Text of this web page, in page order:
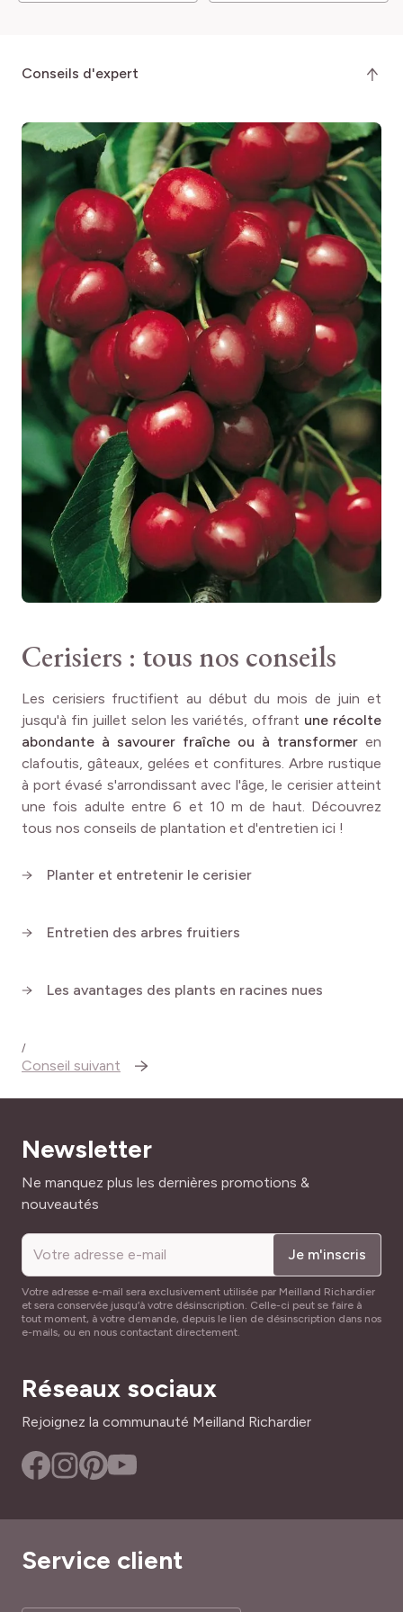
conseils d'expert
Cerisiers : tous nos conseils
Les cerisiers fructifient au début du mois de juin et
jusqu'à fin juillet selon les variétés, offrant une récolte
abondante à savourer fraîche ou à transformer en
clafoutis, gâteaux, gelées et confitures. Arbre rustique
à port évasé s'arrondissant avec l'âge, le cerisier atteint
une fois adulte entre 6 et 10 m de haut. Découvrez
tous nos conseils de plantation et d'entretien ici !
Planter et entretenir le cerisier
Entretien des arbres fruitiers
Les avantages des plants en racines nues
/
Conseil suivant
Newsletter
Adresse mail
Ne manquez plus les dernières promotions &
nouveautés
Je m'inscris
Votre adresse e-mail sera exclusivement utilisée par Meilland Richardier
et sera conservée jusqu’à votre désinscription. Celle-ci peut se faire à
tout moment, à votre demande, depuis le lien de désinscription dans nos
e-mails, ou en nous contactant directement.
Réseaux sociaux
Rejoignez la communauté Meilland Richardier
Service client